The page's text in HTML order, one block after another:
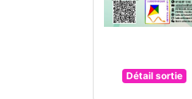
Détail sortie